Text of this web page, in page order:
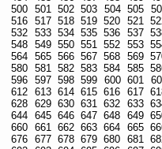
500 501 502 503 504 505
516 517 518 519 520 521
532 533 534 535 536 537
548 549 550 551 552 553
564 565 566 567 568 569
580 581 582 583 584 585
596 597 598 599 600 601
612 613 614 615 616 617
628 629 630 631 632 633
644 645 646 647 648 649
660 661 662 663 664 665
676 677 678 679 680 681